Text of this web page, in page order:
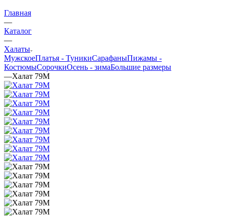
Главная
—
Каталог
—
Халаты
МужскоеПлатья - ТуникиСарафаныПижамы -
КостюмыСорочкиOсень - зимаБольшие размеры
—Халат 79М